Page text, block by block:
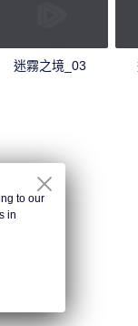
迷霧之境_03
to our
in